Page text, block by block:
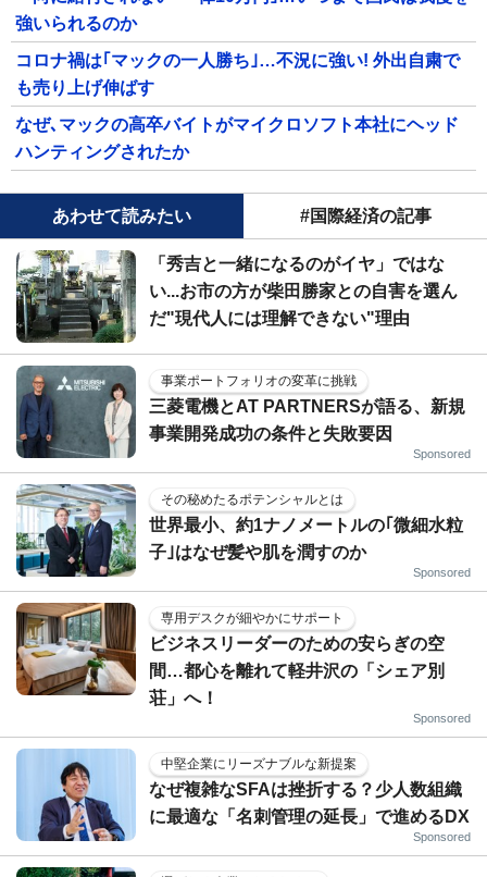
強いられるのか
コロナ禍は｢マックの一人勝ち｣…不況に強い! 外出自粛で
も売り上げ伸ばす
なぜ､マックの高卒バイトがマイクロソフト本社にヘッド
ハンティングされたか
あわせて読みたい #国際経済の記事
「秀吉と一緒になるのがイヤ」ではな
い...お市の方が柴田勝家との自害を選ん
だ"現代人には理解できない"理由
事業ポートフォリオの変革に挑戦
三菱電機とAT PARTNERSが語る、新規
事業開発成功の条件と失敗要因
Sponsored
その秘めたるポテンシャルとは
世界最小、約1ナノメートルの｢微細水粒
子｣はなぜ髪や肌を潤すのか
Sponsored
専用デスクが細やかにサポート
ビジネスリーダーのための安らぎの空
間…都心を離れて軽井沢の「シェア別
荘」へ！
Sponsored
中堅企業にリーズナブルな新提案
なぜ複雑なSFAは挫折する？少人数組織
に最適な「名刺管理の延長」で進めるDX
Sponsored